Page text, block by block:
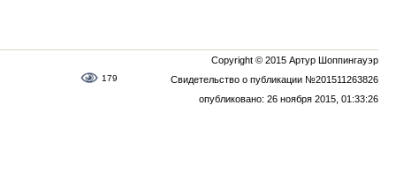
Copyright © 2015 Артур Шоппингауэр
Свидетельство о публикации №201511263826
опубликовано: 26 ноября 2015, 01:33:26
179